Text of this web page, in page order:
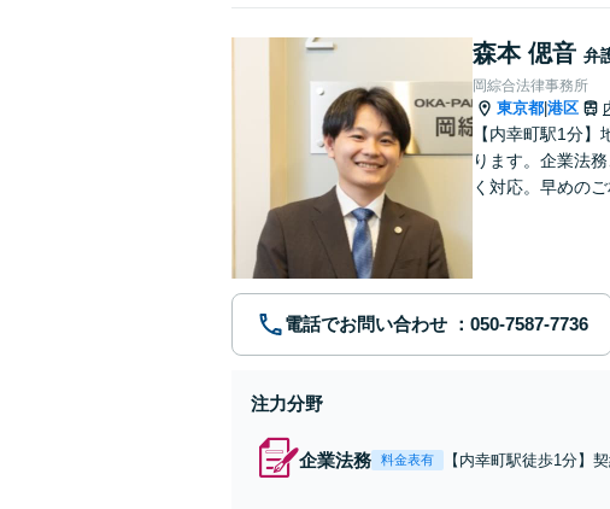
森本 偲音 弁
岡綜合法律事務所
東京都 港区
【内幸町駅1分
ります。企業法
く対応。早めの
電話でお問い合わせ
注力分野
企業法務 料金表有
【内幸町駅徒歩1分】